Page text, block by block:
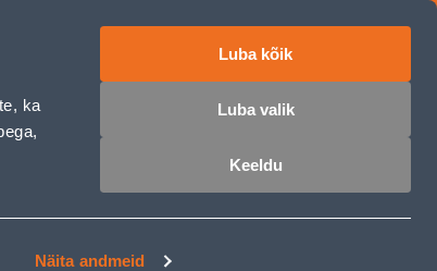
ka
Näita andmeid
Luba kõik
Luba valik
Keeldu